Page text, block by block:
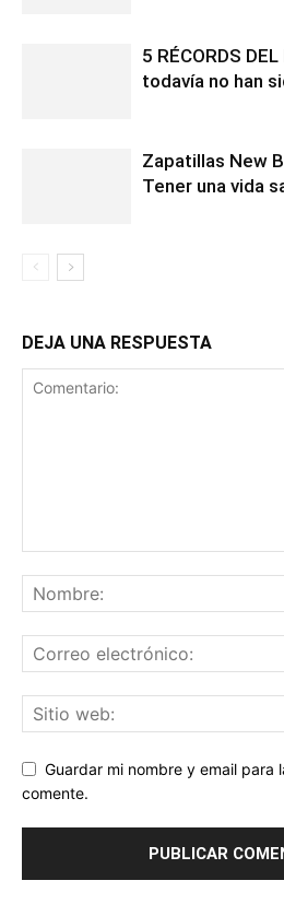
5 RÉCORDS
todavía no han
Zapatillas New
Tener una vida
DEJA UNA RESPUESTA
Guardar mi nombre y email para
comente.